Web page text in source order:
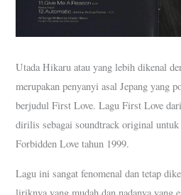
Utada Hikaru atau yang lebih dikenal
merupakan penyanyi asal Jepang yang
berjudul First Love. Lagu First Love
dirilis sebagai soundtrack original untuk
Forbidden Love tahun 1999.
Lagu ini sangat fenomenal dan tetap